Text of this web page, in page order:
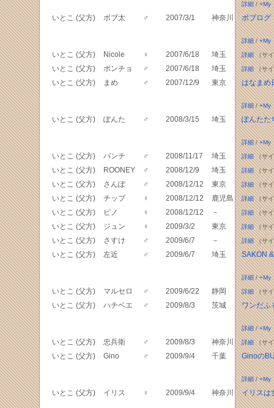
詳細/+My
いとこ (父方) ボブ太 ♂ 2007/3/1 神奈川 ボブログ
詳細/+My
いとこ (父方) Nicole ♀ 2007/6/18 埼玉 詳細（サイ
いとこ (父方) ポンチョ ♂ 2007/6/18 埼玉 詳細（サイ
いとこ (父方) まめ ♂ 2007/12/9 東京 はなまめ
詳細/+My
いとこ (父方) ぽんた ♂ 2008/3/15 埼玉 ぽんたた
詳細/+My
いとこ (父方) パンチ ♂ 2008/11/17 埼玉 詳細（サイ
いとこ (父方) ROONEY ♂ 2008/12/9 埼玉 詳細（サイ
いとこ (父方) さんぽ ♂ 2008/12/12 東京 詳細（サイ
いとこ (父方) チップ ♀ 2008/12/12 鹿児島 詳細（サイ
いとこ (父方) ピノ ♀ 2008/12/12 － 詳細（サイ
いとこ (父方) ジュン ♀ 2009/3/2 東京 詳細（サイ
いとこ (父方) さすけ ♂ 2009/6/7 － 詳細（サイ
いとこ (父方) 左近 ♂ 2009/6/7 埼玉 SAKON
詳細/+My
いとこ (父方) マルセロ ♂ 2009/6/22 静岡 詳細（サイ
いとこ (父方) ハチベエ ♂ 2009/8/3 茨城 ワンだふ
詳細/+My
いとこ (父方) 忠兵衛 ♂ 2009/8/3 神奈川 詳細（サイ
いとこ (父方) Gino ♂ 2009/9/4 千葉 Ginoの
詳細/+My
いとこ (父方) イリス ♀ 2009/9/4 神奈川 イリスは